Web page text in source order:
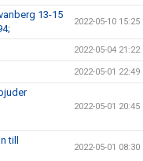
13-15
2022-05-10 15:25
2022-05-04 21:22
2022-05-01 22:49
2022-05-01 20:45
till
2022-05-01 08:30